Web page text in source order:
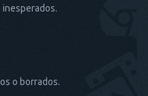
o borrados.